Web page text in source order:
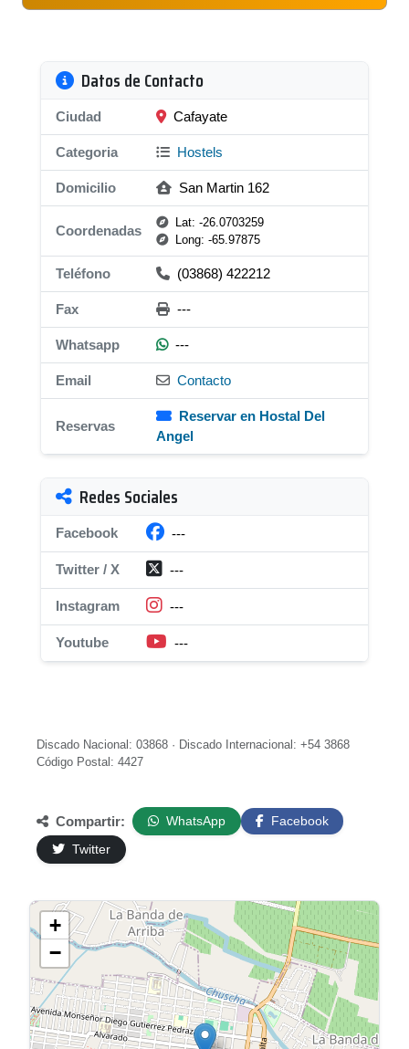
Datos de Contacto
Ciudad Cafayate
Categoria Hostels
Domicilio San Martin 162
Coordenadas
Lat: -26.0703259
Long: -65.97875
Teléfono (03868) 422212
Fax ---
Whatsapp ---
Email Contacto
Reservas
Reservar en Hostal Del
Angel
Redes Sociales
Facebook ---
Twitter / X ---
Instagram ---
Youtube ---
Discado Nacional: 03868 · Discado Internacional: +54 3868
Código Postal: 4427
Compartir: WhatsApp
Facebook
Twitter
+
−